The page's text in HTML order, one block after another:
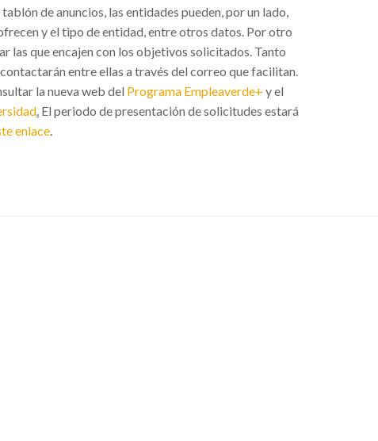
de anuncios, las entidades pueden, por un lado,
y el tipo de entidad, entre otros datos. Por otro
las que encajen con los objetivos solicitados. Tanto
entre ellas a través del correo que facilitan.
la nueva web del Programa Empleaverde+ y el
. El periodo de presentación de solicitudes estará
enlace.